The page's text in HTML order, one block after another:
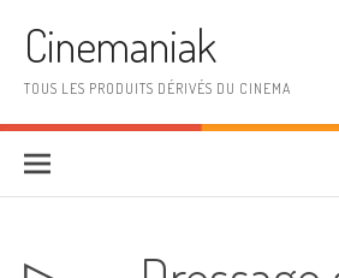
Cinemaniak
TOUS LES PRODUITS DÉRIVÉS DU CINEMA